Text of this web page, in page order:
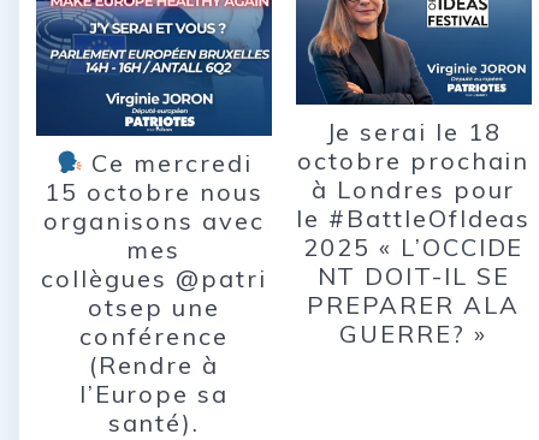
Ce mercredi
15 octobre nous
organisons avec
mes
collègues @patri
otsep une
conférence
(Rendre à
l’Europe sa
santé).
Je serai le 18
octobre prochain
à Londres pour
le #BattleOfIdeas
2025 « L’OCCIDE
NT DOIT-IL SE
PREPARER ALA
GUERRE? »